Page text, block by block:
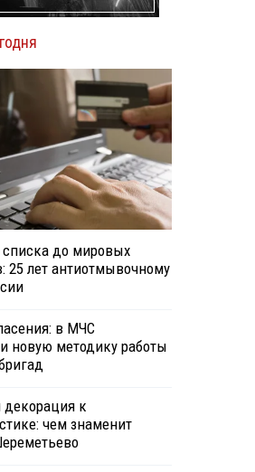
списка до мировых
25 лет антиотмывочному
в МЧС
новую методику работы
декорация к
чем знаменит